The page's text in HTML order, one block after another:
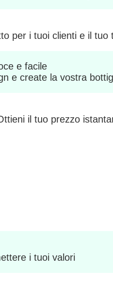
per i tuoi clienti e il tuo
e facile
e create la vostra
il tuo prezzo
i tuoi valori